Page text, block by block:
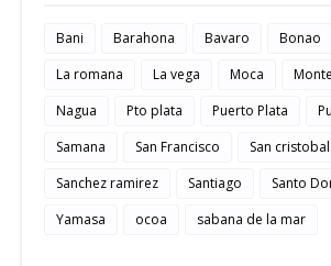
Bani Barahona Bavaro Bonao
La romana
La vega Moca
Nagua
Pto plata Puerto Plata
Samana
San Francisco San cristobal
Sanchez ramirez
Santiago
Santo
Yamasa
ocoa sabana de la mar